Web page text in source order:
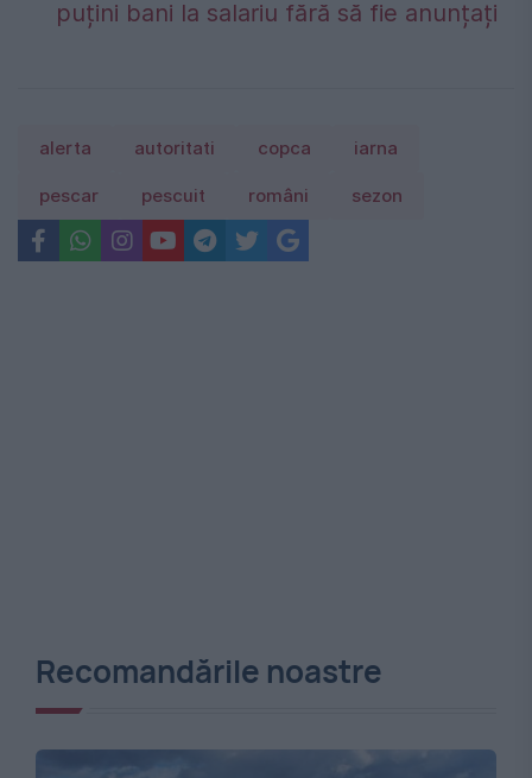
puțini bani la salariu fără să fie anunțați
alerta autoritati copca iarna
pescar pescuit români sezon
Recomandările noastre